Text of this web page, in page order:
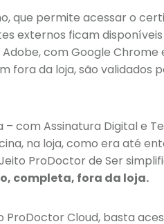
que permite acessar o
externos ficam
com Google Chrome
fora da loja, são validados
com Assinatura Digital e
na loja, como era até
ProDoctor de Ser
completa, fora da loja.
Cloud, basta